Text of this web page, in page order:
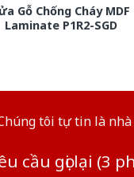
Gỗ Chống Cháy MDF
Laminate P1R2-SGD
tôi tự tin là
cầu gọi lại (3